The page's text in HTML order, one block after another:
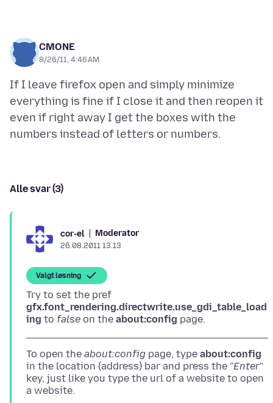
CMONE
8/26/11, 4:46 AM
If I leave firefox open and simply minimize
everything is fine if I close it and then reopen it
even if right away I get the boxes with the
Alle svar (3)
cor-el Moderator
26.08.2011 13.13
Valgt løsning
Try to set the pref
gfx.font_rendering.directwrite.use_gdi_table_load
ing to false on the about:config
To open the about:config page, type about:config
in the location (address) bar and press the "Enter"
key, just like you type the url of a website to open
a website.